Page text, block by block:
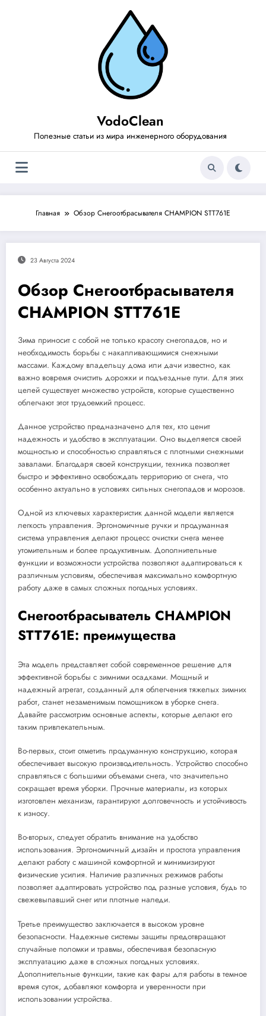
VodoClean
Полезные статьи из мира инженерного оборудования
Главная Обзор Снегоотбрасывателя CHAMPION STT761E
23 Августа 2024
Обзор Снегоотбрасывателя
CHAMPION STT761E
Зима приносит с собой не только красоту снегопадов, но и
необходимость борьбы с накапливающимися снежными
массами. Каждому владельцу дома или дачи известно, как
важно вовремя очистить дорожки и подъездные пути. Для этих
целей существует множество устройств, которые существенно
облегчают этот трудоемкий процесс.
Данное устройство предназначено для тех, кто ценит
надежность и удобство в эксплуатации. Оно выделяется своей
мощностью и способностью справляться с плотными снежными
завалами. Благодаря своей конструкции, техника позволяет
быстро и эффективно освобождать территорию от снега, что
особенно актуально в условиях сильных снегопадов и морозов.
Одной из ключевых характеристик данной модели является
легкость управления. Эргономичные ручки и продуманная
система управления делают процесс очистки снега менее
утомительным и более продуктивным. Дополнительные
функции и возможности устройства позволяют адаптироваться к
различным условиям, обеспечивая максимально комфортную
работу даже в самых сложных погодных условиях.
Снегоотбрасыватель CHAMPION
STT761E: преимущества
Эта модель представляет собой современное решение для
эффективной борьбы с зимними осадками. Мощный и
надежный агрегат, созданный для облегчения тяжелых зимних
работ, станет незаменимым помощником в уборке снега.
Давайте рассмотрим основные аспекты, которые делают его
таким привлекательным.
Во-первых, стоит отметить продуманную конструкцию, которая
обеспечивает высокую производительность. Устройство способно
справляться с большими объемами снега, что значительно
сокращает время уборки. Прочные материалы, из которых
изготовлен механизм, гарантируют долговечность и устойчивость
к износу.
Во-вторых, следует обратить внимание на удобство
использования. Эргономичный дизайн и простота управления
делают работу с машиной комфортной и минимизируют
физические усилия. Наличие различных режимов работы
позволяет адаптировать устройство под разные условия, будь то
свежевыпавший снег или плотные наледи.
Третье преимущество заключается в высоком уровне
безопасности. Надежные системы защиты предотвращают
случайные поломки и травмы, обеспечивая безопасную
эксплуатацию даже в сложных погодных условиях.
Дополнительные функции, такие как фары для работы в темное
время суток, добавляют комфорта и уверенности при
использовании устройства.